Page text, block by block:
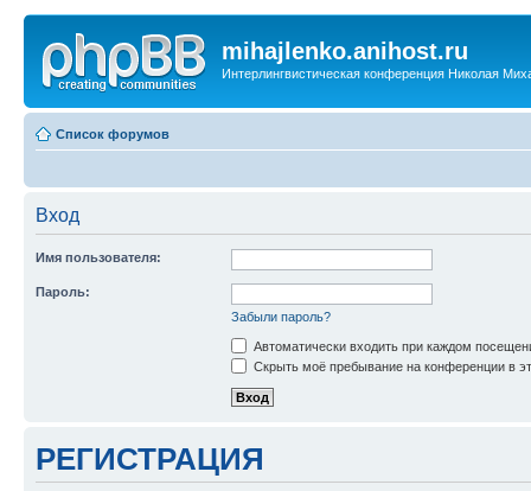
mihajlenko.anihost.ru
Интерлингвистическая конференция Николая
Список форумов
Вход
Имя пользователя:
Пароль:
Забыли пароль?
Автоматически входить при каждом
Скрыть моё пребывание на конференции в
РЕГИСТРАЦИЯ